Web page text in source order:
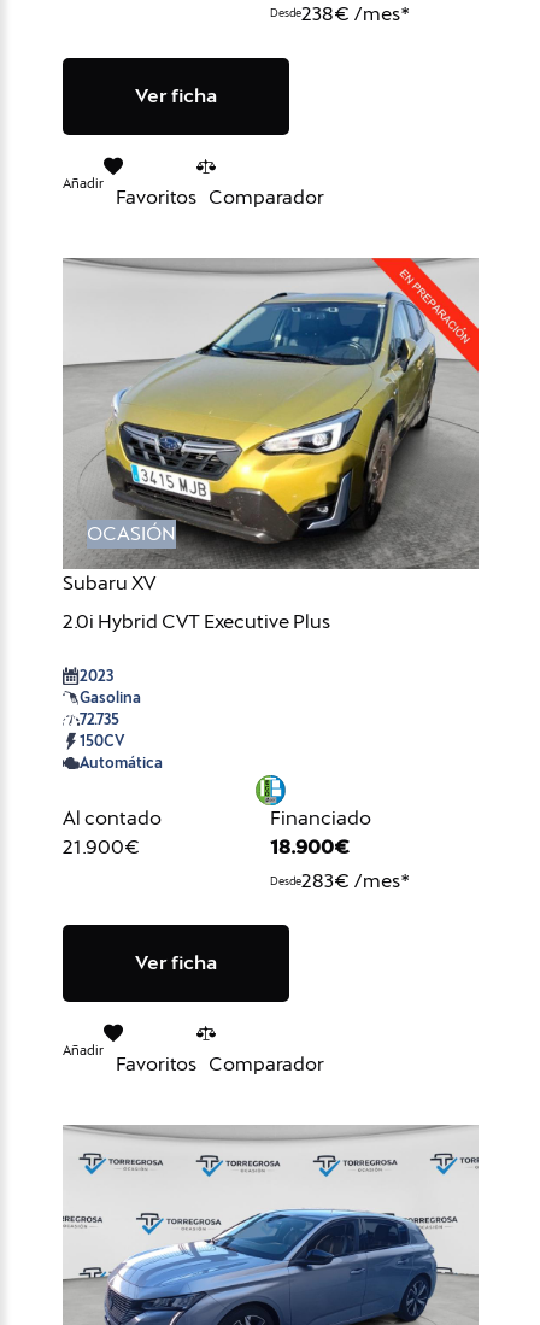
Desde238€ /mes*
Ver ficha
Añadir
Favoritos Comparador
OCASIÓN
Subaru XV
2.0i Hybrid CVT Executive Plus
2023
Gasolina
72.735
150CV
Automática
Al contado
21.900€
Financiado
18.900€
Desde283€ /mes*
Ver ficha
Añadir
Favoritos Comparador